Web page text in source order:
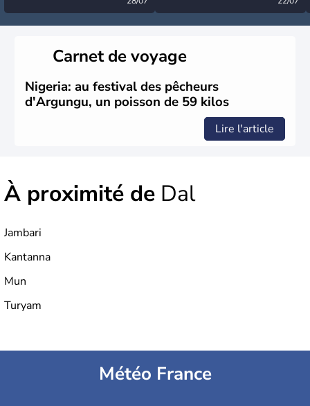
Carnet de voyage
Nigeria: au festival des pêcheurs
d'Argungu, un poisson de 59 kilos
Lire l'article
À proximité de Dal
Jambari
Kantanna
Mun
Turyam
Météo France